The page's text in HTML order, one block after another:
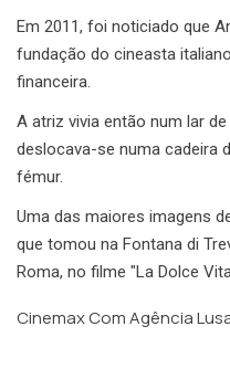
Em 2011, foi noticiado que
fundação do cineasta
financeira.
A atriz vivia então num lar
deslocava-se numa cadeira
fémur.
Uma das maiores imagens
que tomou na Fontana di
Roma, no filme "La Dolce
Cinemax Com Agência